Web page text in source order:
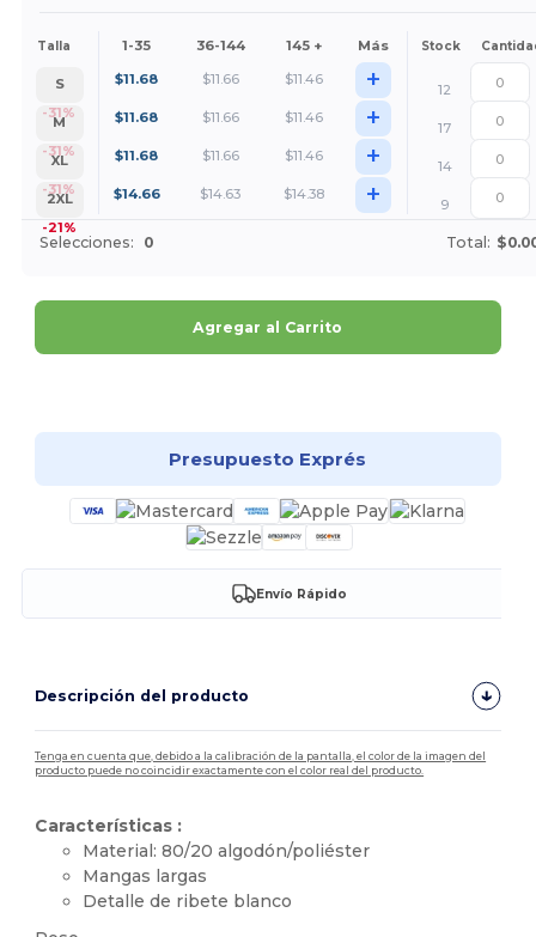
Talla 1-35 36-144 145 + Más Stock
S
-31%
$11.68 $11.66 $11.46 +
12
M
-31%
$11.68 $11.66 $11.46 +
17
XL
-31%
$11.68 $11.66 $11.46 +
14
2XL
-21%
$14.66 $14.63 $14.38 + 9
Selecciones: 0 Total:
Agregar al Carrito
Presupuesto Exprés
Envío Rápido
Descripción del producto
Tenga en cuenta que, debido a la calibración de la pantalla, el color de la imagen del
producto puede no coincidir exactamente con el color real del producto.
Características :
Material: 80/20 algodón/poliéster
Mangas largas
Detalle de ribete blanco